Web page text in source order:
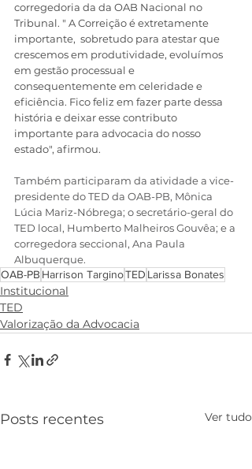
corregedoria da da OAB Nacional no
Tribunal. " A Correição é extretamente
importante,  sobretudo para atestar que
crescemos em produtividade, evoluímos
em gestão processual e
consequentemente em celeridade e
eficiência. Fico feliz em fazer parte dessa
história e deixar esse contributo
importante para advocacia do nosso
estado", afirmou.
Também participaram da atividade a vice-
presidente do TED da OAB-PB, Mônica
Lúcia Mariz-Nóbrega; o secretário-geral do
TED local, Humberto Malheiros Gouvêa; e a
corregedora seccional, Ana Paula
Albuquerque.
OAB-PB Harrison TarginoTED Larissa Bonates
Institucional
TED
Valorização da Advocacia
Posts recentes Ver tudo